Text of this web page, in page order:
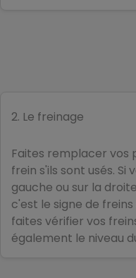
2. Le freinage
Faites remplacer vos
frein s'ils sont usés.
gauche ou sur la
c'est le signe de
faites vérifier vos
également le niveau